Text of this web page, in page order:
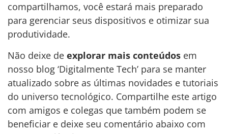
compartilhamos, você estará mais preparado
para gerenciar seus dispositivos e otimizar sua
produtividade.
Não deixe de explorar mais conteúdos em
nosso blog ‘Digitalmente Tech’ para se manter
atualizado sobre as últimas novidades e tutoriais
do universo tecnológico. Compartilhe este artigo
com amigos e colegas que também podem se
beneficiar e deixe seu comentário abaixo com